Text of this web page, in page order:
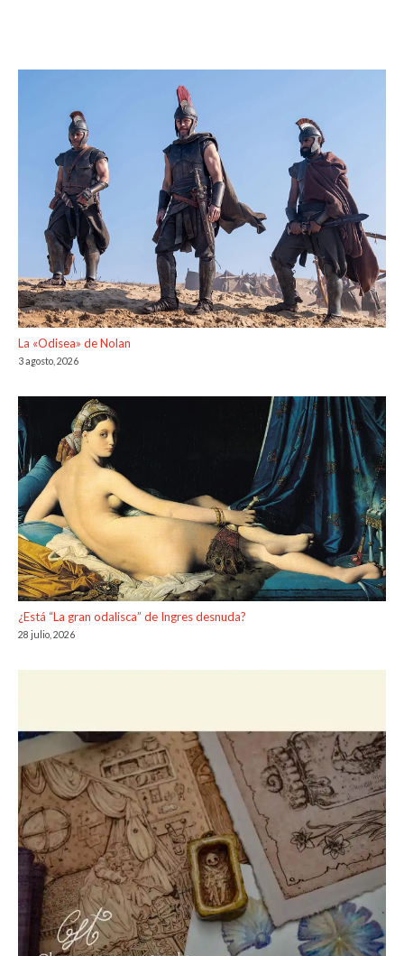
La «Odisea» de Nolan
3 agosto, 2026
¿Está “La gran odalisca” de Ingres desnuda?
28 julio, 2026